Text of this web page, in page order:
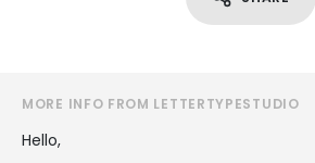
MORE INFO FROM LETTERTYPESTUDIO
Hello,